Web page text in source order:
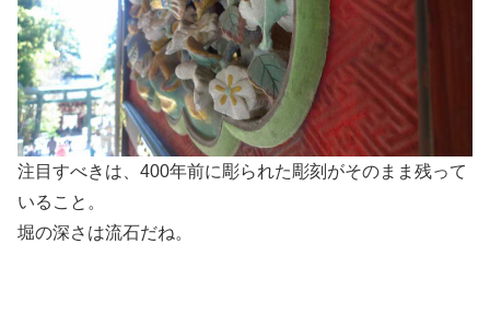
注目すべきは、400年前に彫られた彫刻がそのまま残って
いること。
堀の深さは流石だね。